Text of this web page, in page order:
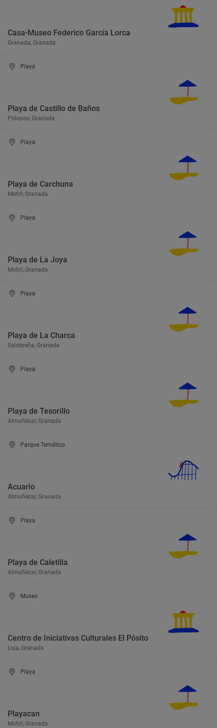
Casa-Museo Federico García Lorca
Granada, Granada
Playa
Playa de Castillo de Baños
Polopos, Granada
Playa
Playa de Carchuna
Motril, Granada
Playa
Playa de La Joya
Motril, Granada
Playa
Playa de La Charca
Salobreña, Granada
Playa
Playa de Tesorillo
Almuñécar, Granada
Parque Temático
Acuario
Almuñécar, Granada
Playa
Playa de Caletilla
Almuñécar, Granada
Museo
Centro de Iniciativas Culturales El Pósito
Loja, Granada
Playa
Playacan
Motril, Granada